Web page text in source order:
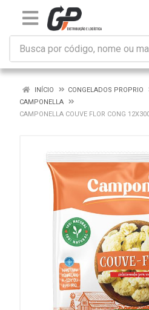
INÍCIO
CONGELADOS PROPRIO
CAMPONELLA
CAMPONELLA COUVE FLOR CONG